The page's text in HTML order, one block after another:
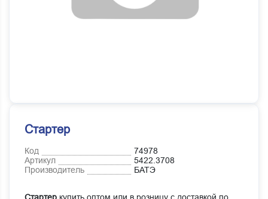
Стартер
Код
74978
Артикул
5422.3708
Производитель
БАТЭ
Стартер купить оптом или в розницу с доставкой по